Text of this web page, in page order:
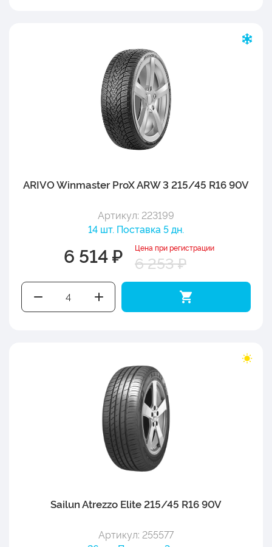
ARIVO Winmaster ProX ARW 3 215/45 R16 90V
Артикул: 223199
14 шт. Поставка 5 дн.
6 514 ₽ Цена при регистрации
6 253 ₽
Sailun Atrezzo Elite 215/45 R16 90V
Артикул: 255577